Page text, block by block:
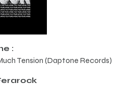
:
Tension (Daptone Records)